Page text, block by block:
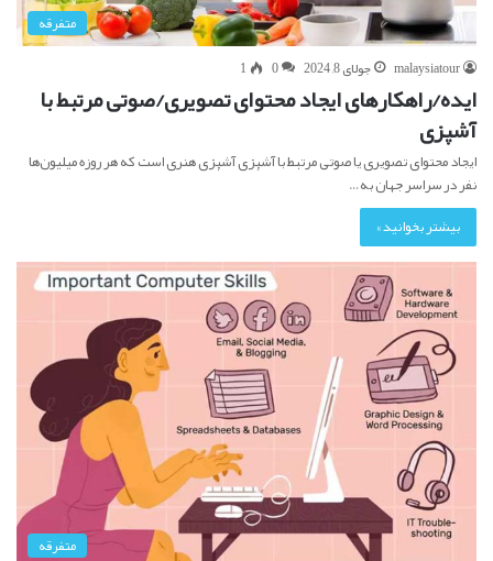
متفرقه
malaysiatour
جولای 8, 2024 0
1
ایده‌/راهکارهای ایجاد محتوای تصویری/صوتی مرتبط با
آشپزی
ایجاد محتوای تصویری یا صوتی مرتبط با آشپزی آشپزی هنری است که هر روزه میلیون‌ها
نفر در سراسر جهان به…
بیشتر بخوانید »
متفرقه